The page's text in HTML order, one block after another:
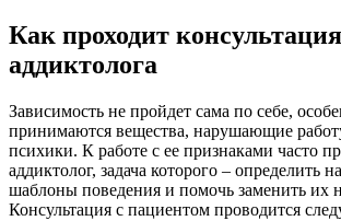
Как проходит
аддиктолога
Зависимость не пройдет сама по себе,
принимаются вещества, нарушающие
психики. К работе с ее признаками часто
аддиктолог, задача которого – определить
шаблоны поведения и помочь заменить их
Консультация с пациентом проводится